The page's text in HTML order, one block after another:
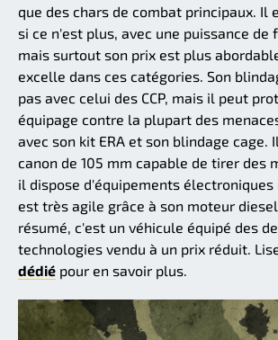
que des chars de combat principaux. Il
si ce n'est plus, avec une puissance de
mais surtout son prix est plus
excelle dans ces catégories. Son
pas avec celui des CCP, mais il peut
équipage contre la plupart des
avec son kit ERA et son blindage cage.
canon de 105 mm capable de tirer des
il dispose d'équipements
est très agile grâce à son moteur diesel
résumé, c'est un véhicule équipé des
technologies vendu à un prix réduit.
dédié pour en savoir plus.